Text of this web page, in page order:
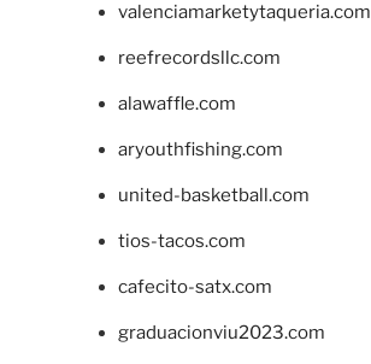
valenciamarketytaqueria.com
reefrecordsllc.com
alawaffle.com
aryouthfishing.com
united-basketball.com
tios-tacos.com
cafecito-satx.com
graduacionviu2023.com